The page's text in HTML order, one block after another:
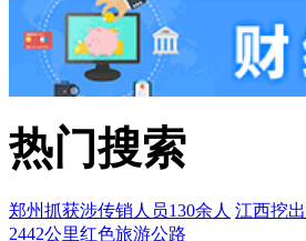
热门搜索
郑州抓获涉传销人员130余人 江西挖
2442公里红色旅游公路